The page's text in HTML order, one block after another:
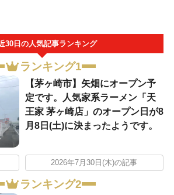
30日の人気記事ランキング
ランキング1
【茅ヶ崎市】矢畑にオープン予
定です。人気家系ラーメン「天
王家 茅ヶ崎店」のオープン日が8
月8日(土)に決まったようです。
2026年7月30日(木)の記事
ランキング2